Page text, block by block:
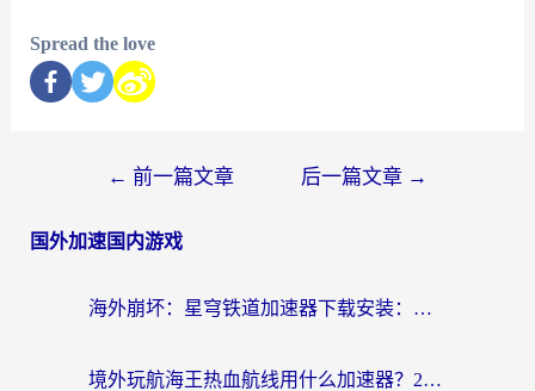
Spread the love
← 前一篇文章 后一篇文章 →
国外加速国内游戏
海外崩坏：星穹铁道加速器下载安装：一份给游子的终极网络指南
境外玩航海王热血航线用什么加速器？2026海外玩家实测最优方案（附欧洲问道堡垒前线加速技巧）